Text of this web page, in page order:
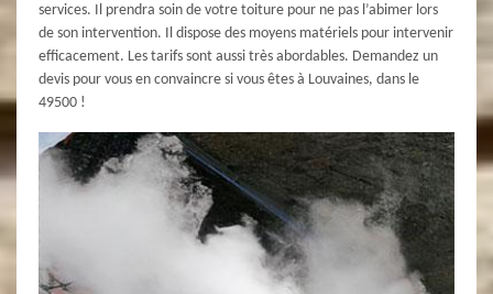
services. Il prendra soin de votre toiture pour ne pas l’abimer lors
de son intervention. Il dispose des moyens matériels pour intervenir
efficacement. Les tarifs sont aussi très abordables. Demandez un
devis pour vous en convaincre si vous êtes à Louvaines, dans le
49500 !